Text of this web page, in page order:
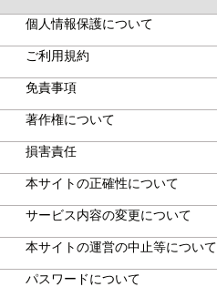
個人情報保護について
ご利用規約
免責事項
著作権について
損害責任
本サイトの正確性について
サービス内容の変更について
本サイトの運営の中止等について
パスワードについて